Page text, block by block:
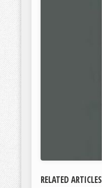
RELATED ARTICLES